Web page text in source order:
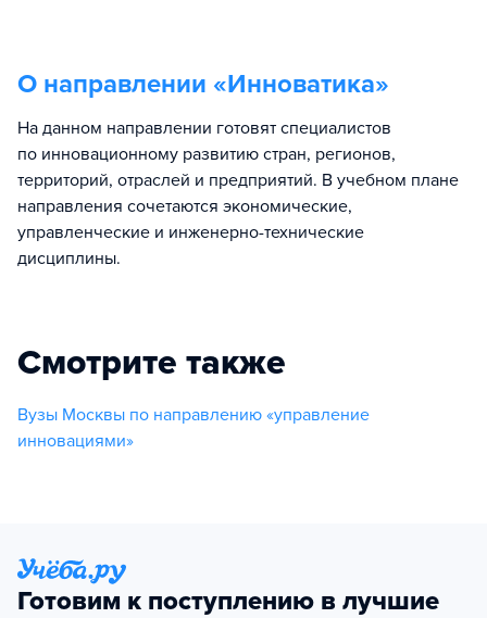
О направлении «Инноватика»
На данном направлении готовят специалистов
по инновационному развитию стран, регионов,
территорий, отраслей и предприятий. В учебном плане
направления сочетаются экономические,
управленческие и инженерно-технические
дисциплины.
Смотрите также
Вузы Москвы по направлению «управление
инновациями»
Готовим к поступлению в лучшие